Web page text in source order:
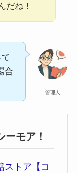
だね！
管理人
合
ーモア！